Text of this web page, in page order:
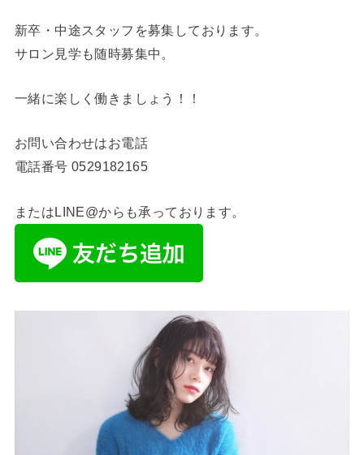
新卒・中途スタッフを募集しております。
サロン見学も随時募集中。
一緒に楽しく働きましょう！！
お問い合わせはお電話
電話番号 0529182165
またはLINE@からも承っております。